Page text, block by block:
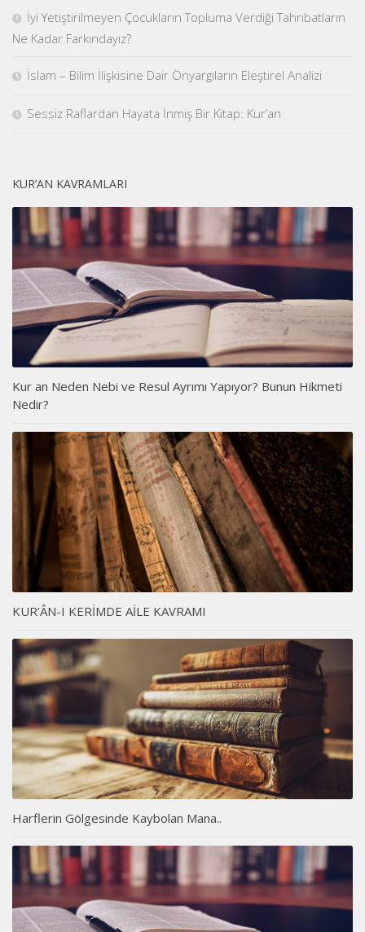
İyi Yetiştirilmeyen Çocukların Topluma Verdiği Tahribatların
Ne Kadar Farkındayız?
İslam – Bilim İlişkisine Dair Önyargıların Eleştirel Analizi
Sessiz Raflardan Hayata İnmiş Bir Kitap: Kur’an
KUR’AN KAVRAMLARI
Kur an Neden Nebi ve Resul Ayrımı Yapıyor? Bunun Hikmeti
Nedir?
KUR’ÂN-I KERİMDE AİLE KAVRAMI
Harflerin Gölgesinde Kaybolan Mana..